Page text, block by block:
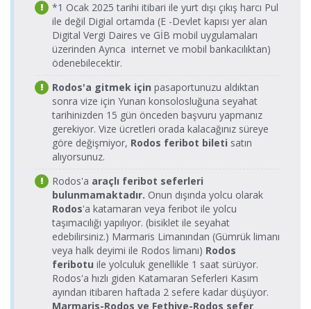
Limanı >
Leros(Agia
Marina) Limanı
Cumartesi
09:00-09:45
Avrasya
Feribot
D-Marin
Turgutreis
Limanı >
Leros(Agia
Marina) Limanı
30.08.2026
09:00-09:45
Feribot
Turgutreis
Limanı >
Leros(Agia
Marina) Limanı
31.08.2026
Pazartesi
Dentur
Avrasya
D-Marin
Turgutreis
Limanı >
Leros(Agia
Marina) Limanı
01.09.2026 Salı
09:00-09:45
Dentur
Avrasya
Feribot
D-Marin
Turgutreis
Limanı >
Leros(Agia
02.09.2026
Çarşamba
09:00-09:45
Dentur
Avrasya
Feribot
Turgutreis
Limanı
17:00-17:45
Feribot
Leros(Agia
Marina) Limanı >
D-Marin
Limanı
23.08.2026
Pazar
Dentur
Leros(Agia
Marina) Limanı >
D-Marin
Turgutreis
Limanı
24.08.2026
Pazartesi
17:00-17:45
Dentur
Avrasya
Feribot
Leros(Agia
Marina) Limanı >
D-Marin
Turgutreis
Limanı
25.08.2026 Salı
17:00-17:45
Dentur
Avrasya
Feribot
Leros(Agia
Marina) Limanı >
D-Marin
Turgutreis
Limanı
26.08.2026
Çarşamba
17:00-17:45
Dentur
Avrasya
Feribot
*1 Ocak 2025 tarihi itibari ile yurt dışı çıkış harcı Pul
ile değil Digial ortamda (E -Devlet kapısı yer alan
Digital Vergi Daires ve GİB mobil uygulamaları
üzerinden Ayrıca internet ve mobil bankacılıktan)
ödenebilecektir.
Rodos'a gitmek için pasaportunuzu aldıktan
sonra vize için Yunan konsolosluğuna seyahat
tarihinizden 15 gün önceden başvuru yapmanız
gerekiyor. Vize ücretleri orada kalacağınız süreye
göre değişmiyor, Rodos feribot bileti satın
alıyorsunuz.
Rodos'a araçlı feribot seferleri
bulunmamaktadır. Onun dışında yolcu olarak
Rodos'a katamaran veya feribot ile yolcu
taşımacılığı yapılıyor. (bisiklet ile seyahat
edebilirsiniz.) Marmaris Limanından (Gümrük limanı
veya halk deyimi ile Rodos limanı) Rodos
feribotu ile yolculuk genellikle 1 saat sürüyor.
Rodos'a hızlı giden Katamaran Seferleri Kasım
ayından itibaren haftada 2 sefere kadar düşüyor.
Marmaris-Rodos ve Fethiye-Rodos sefer